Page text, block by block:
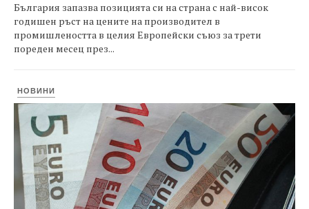
България запазва позицията си на страна с най-висок
годишен ръст на цените на производител в
промишлеността в целия Европейски съюз за трети
пореден месец през...
НОВИНИ